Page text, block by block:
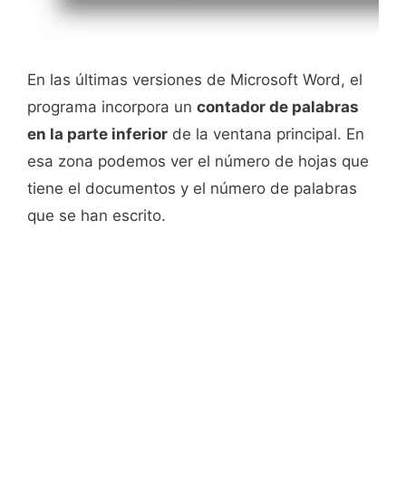
En las últimas versiones de Microsoft Word, el
programa incorpora un contador de palabras
en la parte inferior de la ventana principal. En
esa zona podemos ver el número de hojas que
tiene el documentos y el número de palabras
que se han escrito.